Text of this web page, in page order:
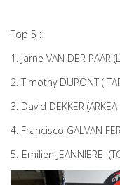
Top 5 :
1. Jarne VAN DER PAAR
2. Timothy DUPONT (
3. David DEKKER
4. Francisco GALVAN
5. Emilien JEANNIERE